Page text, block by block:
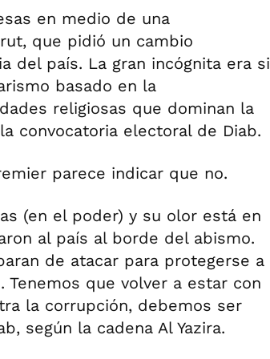
en medio de una
que pidió un cambio
del país. La gran incógnita era si
basado en la
religiosas que dominan la
convocatoria electoral de Diab.
parece indicar que no.
(en el poder) y su olor está en
al país al borde del abismo.
de atacar para protegerse a
que volver a estar con
la corrupción, debemos ser
según la cadena Al Yazira.